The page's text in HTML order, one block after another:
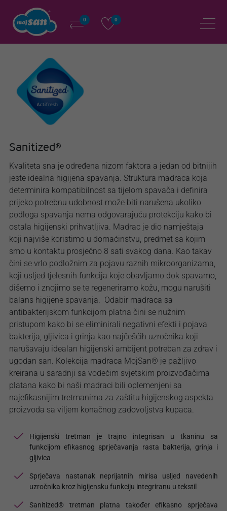
0 0
Sanitized®
Kvaliteta sna je određena nizom faktora a jedan od bitnijih
jeste idealna higijena spavanja. Struktura madraca koja
determinira kompatibilnost sa tijelom spavača i definira
prijeko potrebnu udobnost može biti narušena ukoliko
podloga spavanja nema odgovarajuću protekciju kako bi
ostala higijenski prihvatljiva. Madrac je dio namještaja
koji najviše koristimo u domaćinstvu, predmet sa kojim
smo u kontaktu prosječno 8 sati svakog dana. Kao takav
čini se vrlo podložnim za pojavu raznih mikroorganizama,
koji usljed tjelesnih funkcija koje obavljamo dok spavamo,
dišemo i znojimo se te regeneriramo kožu, mogu narušiti
balans higijene spavanja. Odabir madraca sa
antibakterijskom funkcijom platna čini se nužnim
pristupom kako bi se eliminirali negativni efekti i pojava
bakterija, gljivica i grinja kao najčešćih uzročnika koji
narušavaju idealan higijenski ambijent potreban za zdrav i
ugodan san. Kolekcija madraca MojSan® je pažljivo
kreirana u saradnji sa vodećim svjetskim proizvođačima
platana kako bi naši madraci bili oplemenjeni sa
najefikasnijim tretmanima za zaštitu higijenskog aspekta
proizvoda sa viljem konačnog zadovoljstva kupaca.
Higijenski tretman je trajno integrisan u tkaninu sa
funkcijom efikasnog sprječavanja rasta bakterija, grinja i
gljivica
Sprječava nastanak neprijatnih mirisa usljed navedenih
uzročnika kroz higijensku funkciju integriranu u tekstil
Sanitized® tretman platna također efikasno sprječava